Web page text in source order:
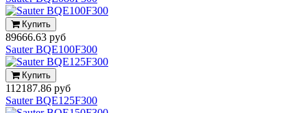
Купить
89666.63 руб
Sauter BQE100F300
Купить
112187.86 руб
Sauter BQE125F300